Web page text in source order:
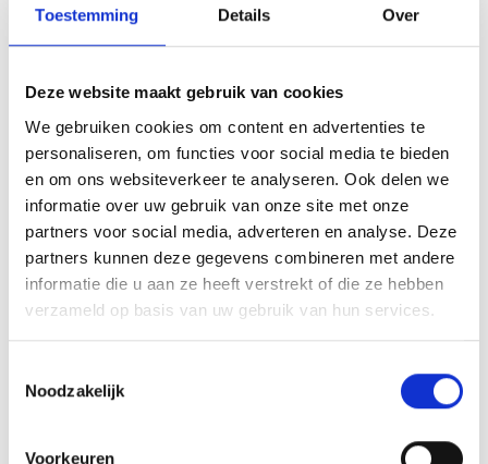
Toestemming Details Over
Deze website maakt gebruik van cookies
We gebruiken cookies om content en advertenties te
personaliseren, om functies voor social media te bieden
en om ons websiteverkeer te analyseren. Ook delen we
informatie over uw gebruik van onze site met onze
partners voor social media, adverteren en analyse. Deze
partners kunnen deze gegevens combineren met andere
informatie die u aan ze heeft verstrekt of die ze hebben
verzameld op basis van uw gebruik van hun services.
Noodzakelijk
Voorkeuren
14 juli FC Den Bosch 20.00 uur (thuis)
17 juli Moerse Boys 17.00 uur (thuis)AFGELAST
24 juli Nuenen 16.00 uur (thuis)
31 juliUDI’19/CSU 17.00 uur (thuis) om de Rabobankcup
7 augustus Toernooi OJC Rosmalen 14.00 uur (3-luik met OJC en
UNA)
10 augustus, OJC Rosmalen 20.00 uur (thuis)
14 augustus Voorronde KNVB Beker tegenFC Lisse 17:00 uur
(Thuis)